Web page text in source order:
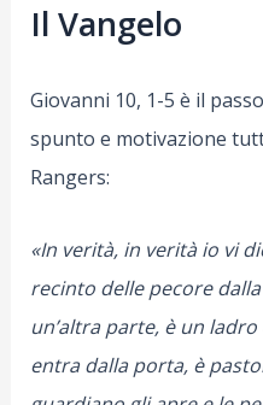
Il Vangelo
Giovanni 10, 1-5 è il
spunto e motivazione
Rangers:
«In verità, in verità io vi
recinto delle pecore
un’altra parte, è un
entra dalla porta, è